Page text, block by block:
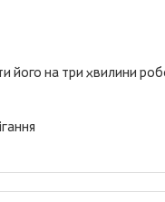
його на три хвилини